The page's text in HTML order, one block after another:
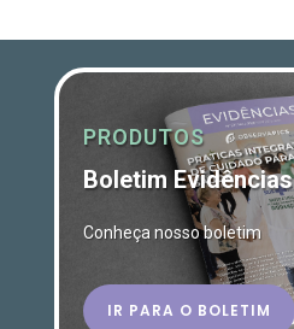
PRODUTOS
Boletim Evidências
Conheça nosso boletim
IR PARA O BOLETIM